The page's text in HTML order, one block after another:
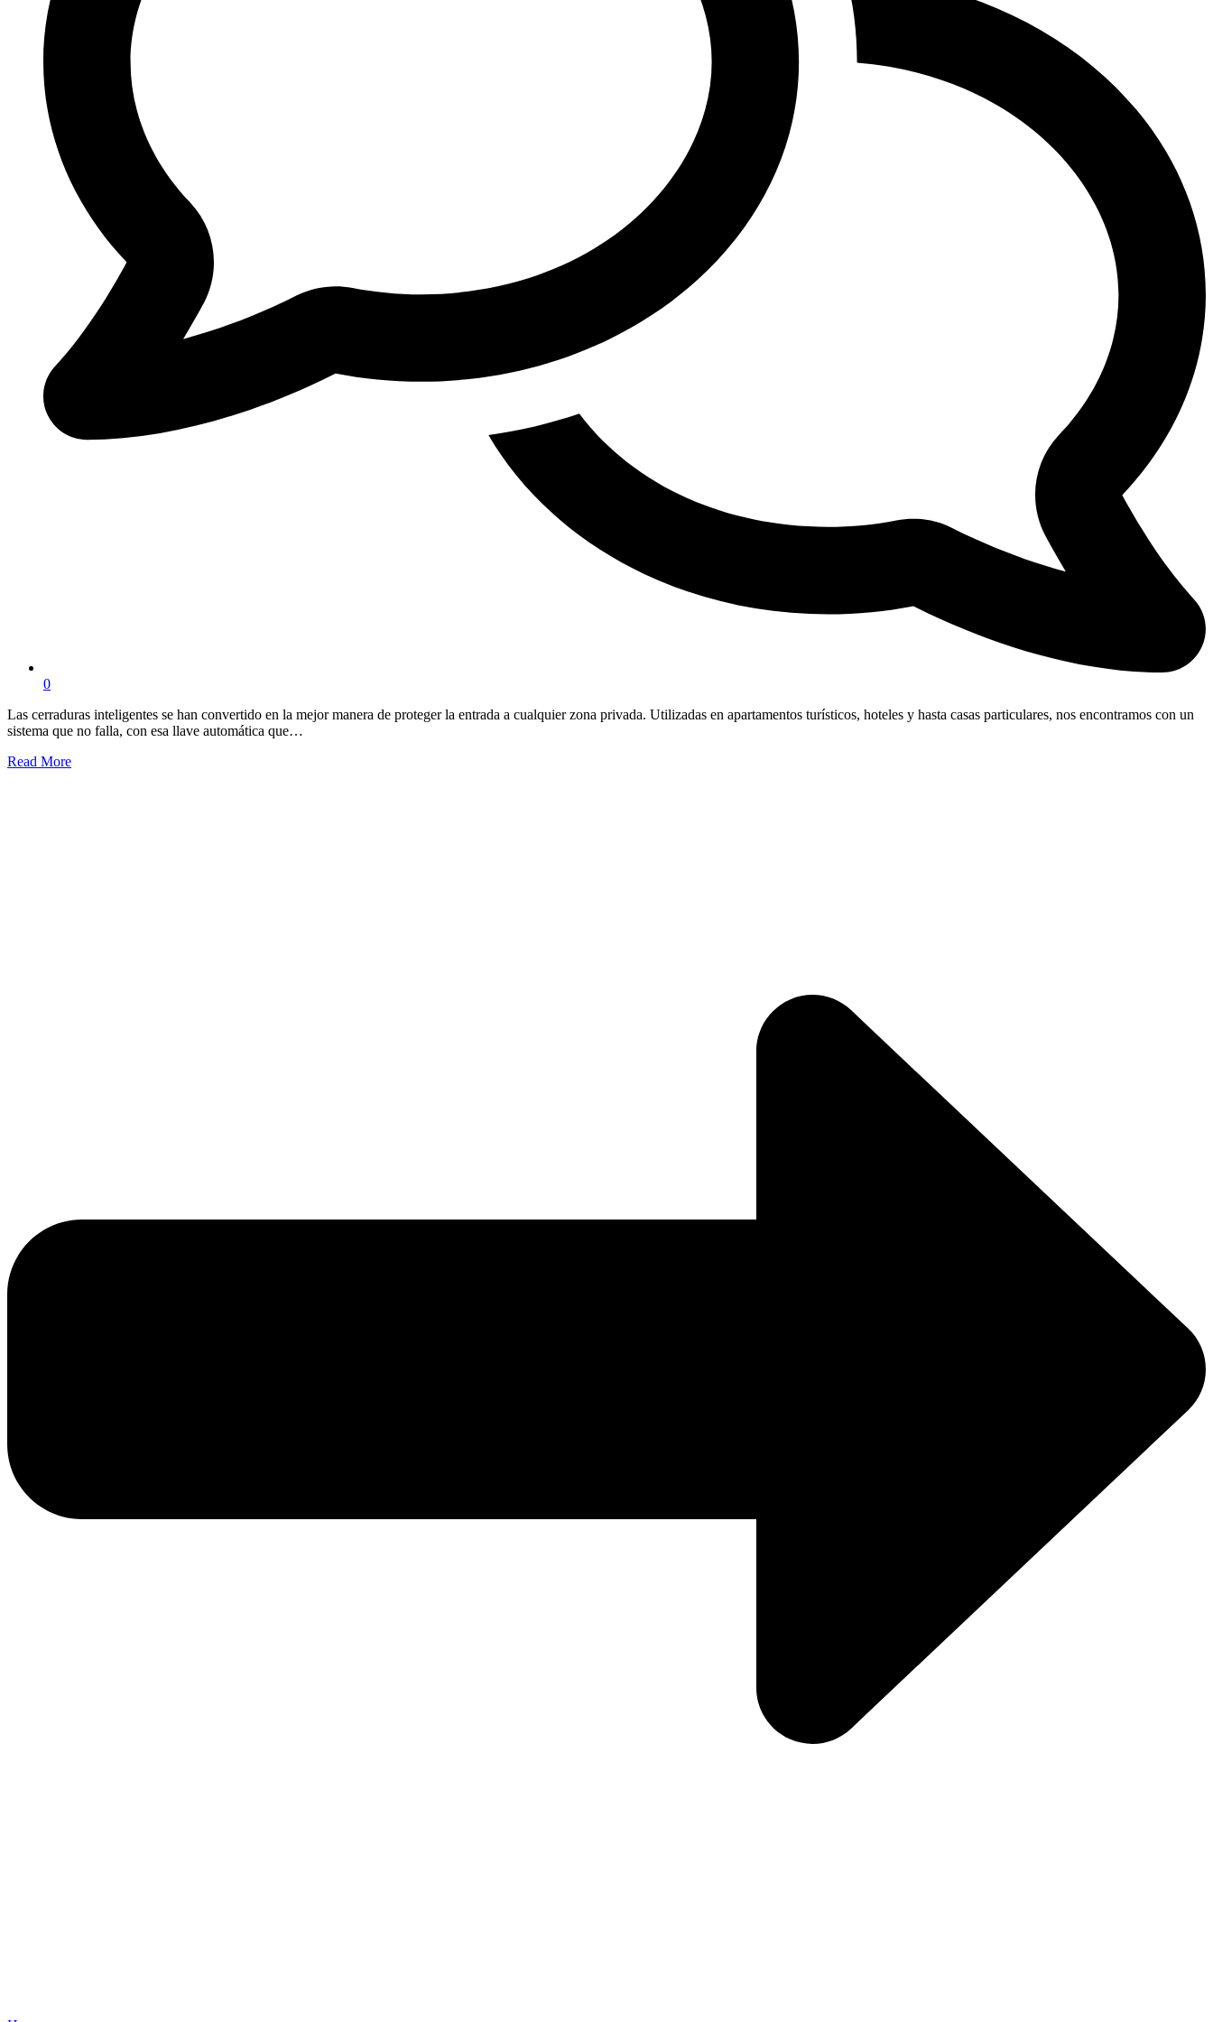
0
Las cerraduras inteligentes se han convertido en la mejor manera de proteger la entrada a cualquier zona privada. Utilizadas en apartamentos turísticos, hoteles y hasta casas particulares, nos encontramos con un
sistema que no falla, con esa llave automática que…
Read More